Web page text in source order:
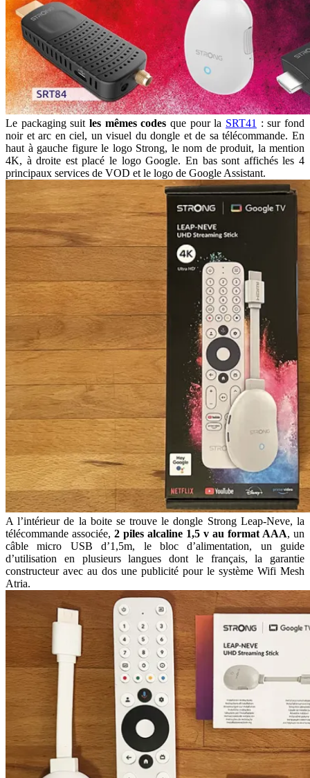
Le packaging suit les mêmes codes que pour la SRT41 : sur fond
noir et arc en ciel, un visuel du dongle et de sa télécommande. En
haut à gauche figure le logo Strong, le nom de produit, la mention
4K, à droite est placé le logo Google. En bas sont affichés les 4
principaux services de VOD et le logo de Google Assistant.
A l’intérieur de la boite se trouve le dongle Strong Leap-Neve, la
télécommande associée, 2 piles alcaline 1,5 v au format AAA, un
câble micro USB d’1,5m, le bloc d’alimentation, un guide
d’utilisation en plusieurs langues dont le français, la garantie
constructeur avec au dos une publicité pour le système Wifi Mesh
Atria.